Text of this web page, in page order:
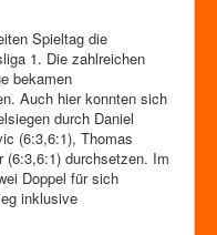
Spieltag die
1. Die zahlreichen
bekamen
Auch hier konnten sich
durch Daniel
(6:3,6:1), Thomas
(6:3,6:1) durchsetzen. Im
Doppel für sich
inklusive